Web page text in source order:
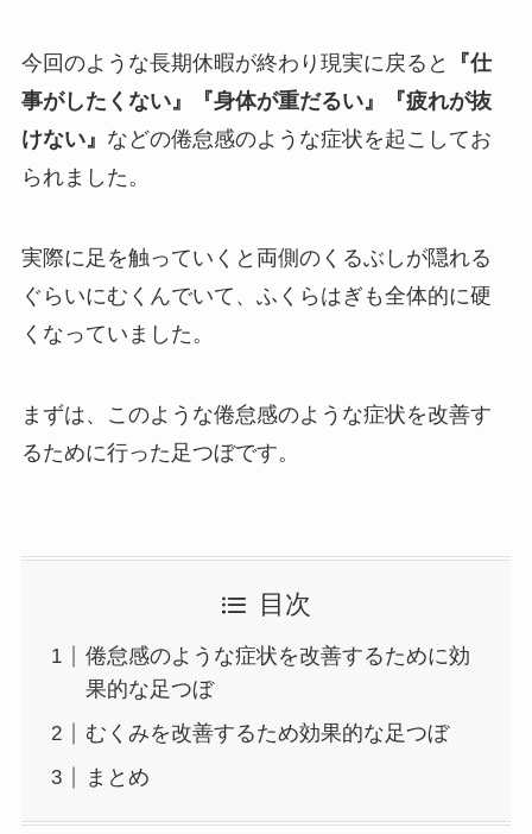
今回のような長期休暇が終わり現実に戻ると
『仕
事がしたくない』『身体が重だるい』『疲れが抜
けない』 などの倦怠感のような症状を起こしてお
られました。
実際に足を触っていくと両側のくるぶしが隠れる
ぐらいにむくんでいて、ふくらはぎも全体的に硬
くなっていました。
まずは、このような倦怠感のような症状を改善す
るために行った足つぼです。
目次
倦怠感のような症状を改善するために効
果的な足つぼ
むくみを改善するため効果的な足つぼ
まとめ